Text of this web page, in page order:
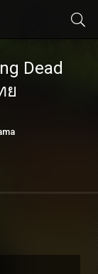
Dead
ย